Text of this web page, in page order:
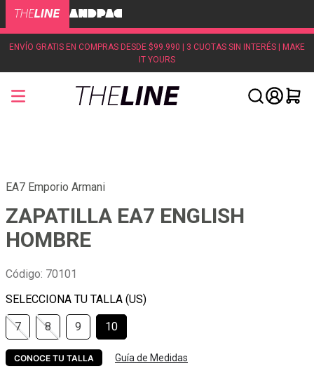
ENVÍO GRATIS EN COMPRAS DESDE $99.990 | 3 CUOTAS SIN INTERÉS | MAKE
IT YOURS
EA7 Emporio Armani
ZAPATILLA EA7 ENGLISH
HOMBRE
Código: 70101
7 8 9 10
CONOCE TU TALLA Guía de Medidas